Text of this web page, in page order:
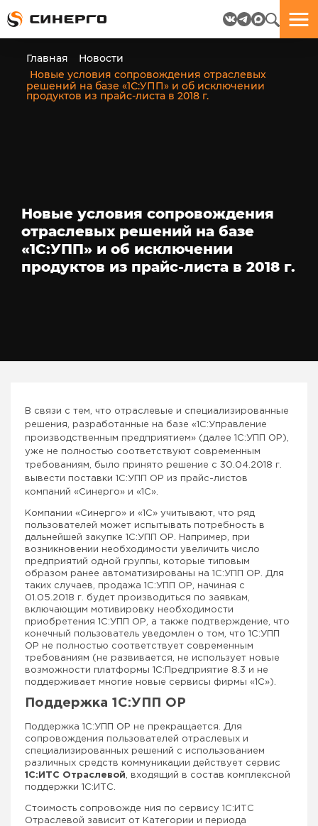
Главная
Новости
Новые условия сопровождения отраслевых
решений на базе «1С:УПП» и об исключении
продуктов из прайс-листа в 2018 г.
Новые условия сопровождения
отраслевых решений на базе
«1С:УПП» и об исключении
продуктов из прайс-листа в 2018 г.
В связи с тем, что отраслевые и специализированные
решения, разработанные на базе «1С:Управление
производственным предприятием» (далее 1С:УПП ОР),
уже не полностью соответствуют современным
требованиям, было принято решение с 30.04.2018 г.
вывести поставки 1С:УПП ОР из прайс-листов
компаний «Синерго» и «1С».
Компании «Синерго» и «1С» учитывают, что ряд
пользователей может испытывать потребность в
дальнейшей закупке 1С:УПП ОР. Например, при
возникновении необходимости увеличить число
предприятий одной группы, которые типовым
образом ранее автоматизированы на 1С:УПП ОР. Для
таких случаев, продажа 1С:УПП ОР, начиная с
01.05.2018 г. будет производиться по заявкам,
включающим мотивировку необходимости
приобретения 1С:УПП ОР, а также подтверждение, что
конечный пользователь уведомлен о том, что 1С:УПП
ОР не полностью соответствует современным
требованиям (не развивается, не использует новые
возможности платформы 1С:Предприятие 8.3 и не
поддерживает многие новые сервисы фирмы «1С»).
Поддержка 1С:УПП ОР
Поддержка 1С:УПП ОР не прекращается.
Для
сопровождения пользователей отраслевых и
специализированных решений с использованием
различных средств коммуникации действует сервис
1С:ИТС Отраслевой , входящий в состав комплексной
поддержки 1С:ИТС.
Стоимость сопровожде ния по сервису 1С:ИТС
Отраслевой зависит от Категории и периода
Отлично!
Данные
успешно
отправлены.
Отлично!
Бриф
отправлен.